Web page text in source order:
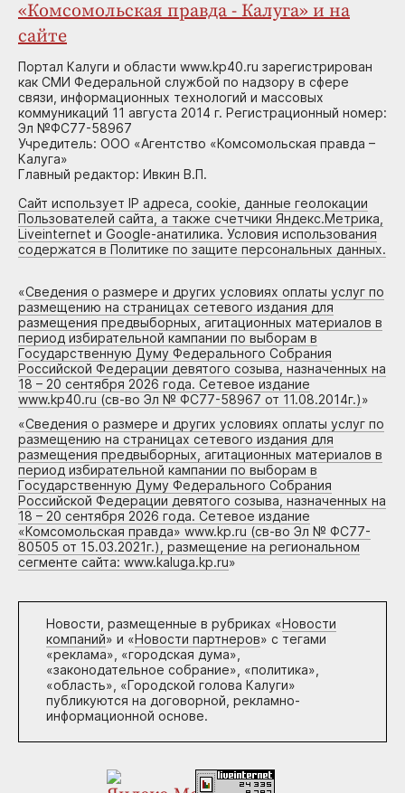
«Комсомольская правда - Калуга» и на
сайте
Портал Калуги и области www.kp40.ru зарегистрирован
как СМИ Федеральной службой по надзору в сфере
связи, информационных технологий и массовых
коммуникаций 11 августа 2014 г. Регистрационный номер:
Эл №ФС77-58967
Учредитель: ООО «Агентство «Комсомольская правда –
Калуга»
Главный редактор: Ивкин В.П.
Сайт использует IP адреса, cookie, данные геолокации
Пользователей сайта, а также счетчики Яндекс.Метрика,
Liveinternet и Google-анатилика. Условия использования
содержатся в Политике по защите персональных данных.
«Сведения о размере и других условиях оплаты услуг по
размещению на страницах сетевого издания для
размещения предвыборных, агитационных материалов в
период избирательной кампании по выборам в
Государственную Думу Федерального Собрания
Российской Федерации девятого созыва, назначенных на
18 – 20 сентября 2026 года. Сетевое издание
www.kp40.ru (св-во Эл № ФС77-58967 от 11.08.2014г.)»
«Сведения о размере и других условиях оплаты услуг по
размещению на страницах сетевого издания для
размещения предвыборных, агитационных материалов в
период избирательной кампании по выборам в
Государственную Думу Федерального Собрания
Российской Федерации девятого созыва, назначенных на
18 – 20 сентября 2026 года. Сетевое издание
«Комсомольская правда» www.kp.ru (св-во Эл № ФС77-
80505 от 15.03.2021г.), размещение на региональном
сегменте сайта: www.kaluga.kp.ru»
Новости, размещенные в рубриках «Новости
компаний» и «Новости партнеров» с тегами
«реклама», «городская дума»,
«законодательное собрание», «политика»,
«область», «Городской голова Калуги»
публикуются на договорной, рекламно-
информационной основе.